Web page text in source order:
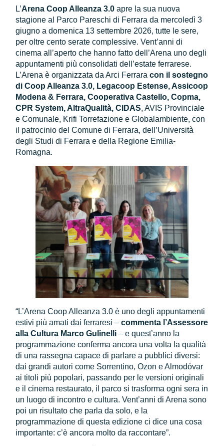
L’Arena Coop Alleanza 3.0 apre la sua nuova
stagione al Parco Pareschi di Ferrara da mercoledì 3
giugno a domenica 13 settembre 2026, tutte le sere,
per oltre cento serate complessive. Vent’anni di
cinema all’aperto che hanno fatto dell’Arena uno degli
appuntamenti più consolidati dell’estate ferrarese.
L’Arena è organizzata da Arci Ferraracon il sostegno
di Coop Alleanza 3.0, Legacoop Estense, Assicoop
Modena & Ferrara, Cooperativa Castello, Copma,
CPR System, AltraQualità, CIDAS, AVIS Provinciale
e Comunale, Krifi Torrefazione e Globalambiente, con
il patrocinio del Comune di Ferrara, dell’Università
degli Studi di Ferrara e della Regione Emilia-
Romagna.
“L’Arena Coop Alleanza 3.0 è uno degli appuntamenti
estivi più amati dai ferraresi –commenta l’Assessore
alla Cultura Marco Gulinelli– e quest’anno la
programmazione conferma ancora una volta la qualità
di una rassegna capace di parlare a pubblici diversi:
dai grandi autori come Sorrentino, Ozon e Almodóvar
ai titoli più popolari, passando per le versioni originali
e il cinema restaurato, il parco si trasforma ogni sera in
un luogo di incontro e cultura. Vent’anni di Arena sono
poi un risultato che parla da solo, e la
programmazione di questa edizione ci dice una cosa
importante: c’è ancora molto da raccontare”.